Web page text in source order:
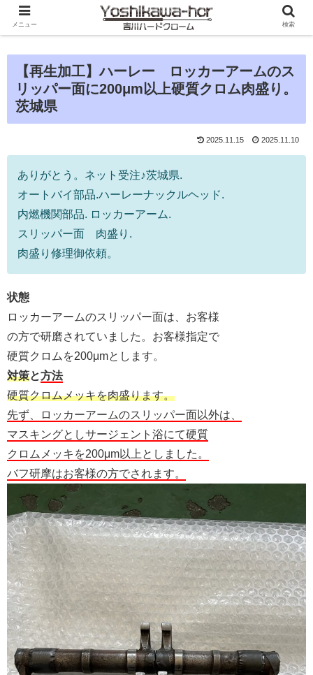
【再生加工】ハーレー ロッカーアームのス
リッパー面に200μm以上硬質クロム肉盛り。
茨城県
2025.11.15 2025.11.10
ありがとう。ネット受注♪茨城県.
オートバイ部品.ハーレーナックルヘッド.
内燃機関部品. ロッカーアーム.
スリッパー面 肉盛り.
肉盛り修理御依頼。
状態
ロッカーアームのスリッパー面は、お客様
の方で研磨されていました。お客様指定で
硬質クロムを200μmとします。
対策と方法
硬質クロムメッキを肉盛ります。
先ず、ロッカーアームのスリッパー面以外は、
マスキングとしサージェント浴にて硬質
クロムメッキを200μm以上としました。
バフ研摩はお客様の方でされます。
メニュー 検索